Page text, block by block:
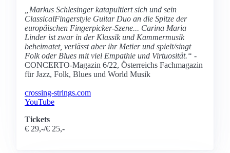
„Markus Schlesinger katapultiert sich und sein
ClassicalFingerstyle Guitar Duo an die Spitze der
europäischen Fingerpicker-Szene... Carina Maria
Linder ist zwar in der Klassik und Kammermusik
beheimatet, verlässt aber ihr Metier und spielt/singt
Folk oder Blues mit viel Empathie und Virtuosität.“ -
CONCERTO-Magazin 6/22, Österreichs Fachmagazin
für Jazz, Folk, Blues und World Musik
crossing-strings.com
YouTube
Tickets
€ 29,-/€ 25,-